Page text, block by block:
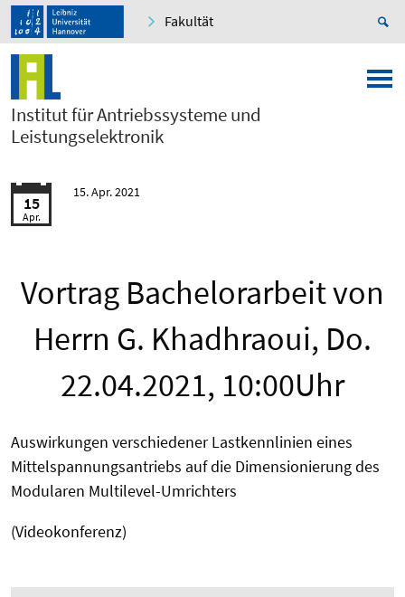
Fakultät
Institut für Antriebssysteme und
Leistungselektronik
15
Apr.
15. Apr. 2021
Vortrag Bachelorarbeit von
Herrn G. Khadhraoui, Do.
22.04.2021, 10:00Uhr
Auswirkungen verschiedener Lastkennlinien eines
Mittelspannungsantriebs auf die Dimensionierung des
Modularen Multilevel-Umrichters
(Videokonferenz)